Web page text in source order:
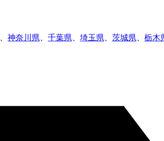
、 神奈川県、 千葉県、 埼玉県、 茨城県、 栃木